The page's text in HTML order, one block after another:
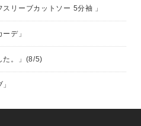
リーブカットソー 5分袖 」
デ」
た。」(8/5)